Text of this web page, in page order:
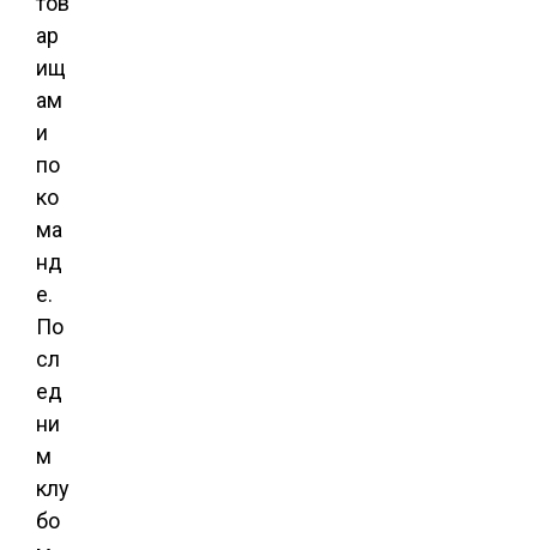
ар
ищ
ам
и
по
ко
ма
нд
е.
По
сл
ед
ни
м
клу
бо